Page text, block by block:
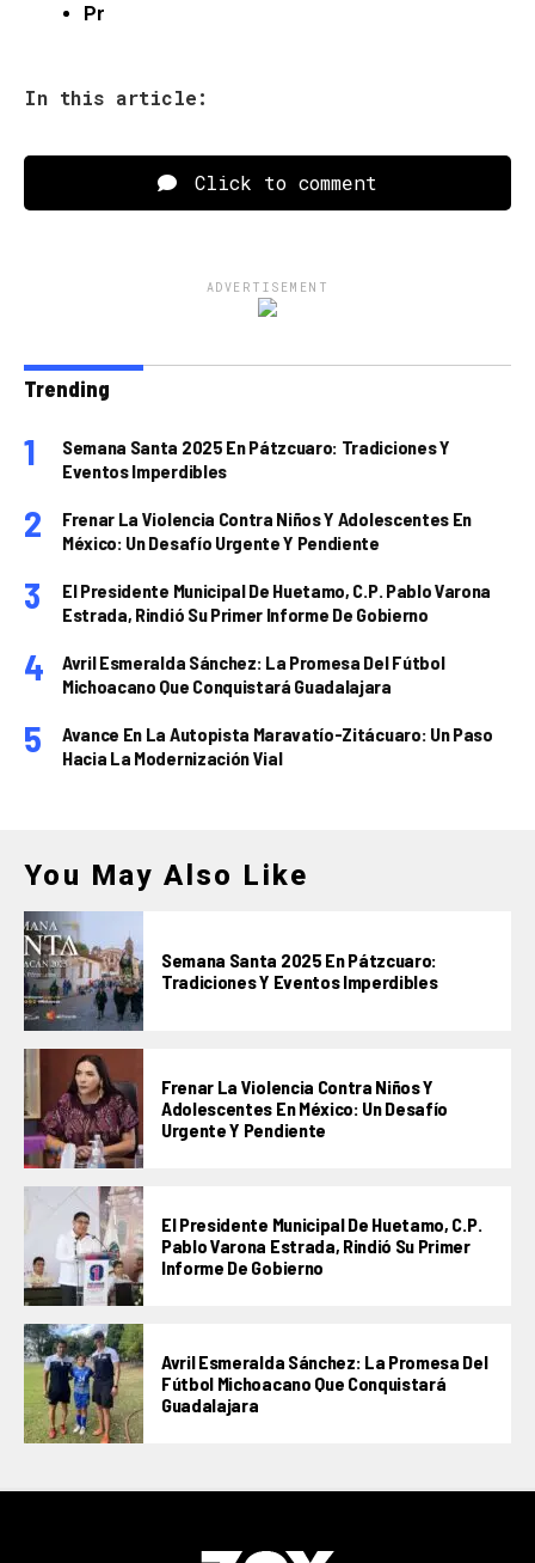
Pr
In this article:
Click to comment
ADVERTISEMENT
Trending
Semana Santa 2025 En Pátzcuaro: Tradiciones Y
Eventos Imperdibles
Frenar La Violencia Contra Niños Y Adolescentes En
México: Un Desafío Urgente Y Pendiente
El Presidente Municipal De Huetamo, C.P. Pablo Varona
Estrada, Rindió Su Primer Informe De Gobierno
Avril Esmeralda Sánchez: La Promesa Del Fútbol
Michoacano Que Conquistará Guadalajara
Avance En La Autopista Maravatío-Zitácuaro: Un Paso
Hacia La Modernización Vial
You May Also Like
Semana Santa 2025 En Pátzcuaro:
Tradiciones Y Eventos Imperdibles
Frenar La Violencia Contra Niños Y
Adolescentes En México: Un Desafío
Urgente Y Pendiente
El Presidente Municipal De Huetamo, C.P.
Pablo Varona Estrada, Rindió Su Primer
Informe De Gobierno
Avril Esmeralda Sánchez: La Promesa Del
Fútbol Michoacano Que Conquistará
Guadalajara